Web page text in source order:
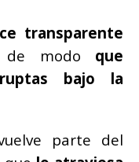
transparente
de modo que
bajo la
parte del